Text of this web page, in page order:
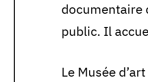
documentaire
public. Il
Le Musée